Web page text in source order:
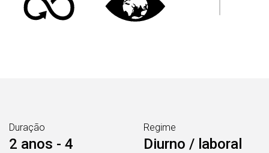
Duração
2 anos - 4
Regime
Diurno / laboral